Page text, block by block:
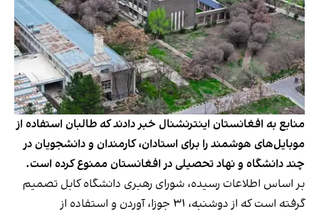
منابع به افغانستان اینترنشنال خبر دادند که طالبان استفاده از
موبایل‌های هوشمند را برای استادان، کارمندان و دانشجویان در
چند دانشگاه و نهاد تحصیلی در افغانستان ممنوع کرده است.
بر اساس اطلاعات رسیده، شورای رهبری دانشگاه کابل تصمیم
گرفته است که از دوشنبه، ۳۱ جوزا، آوردن و استفاده از